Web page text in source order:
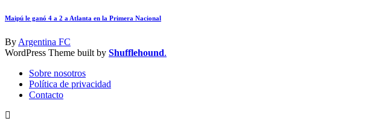
Maipú le ganó 4 a 2 a Atlanta en la Primera Nacional
By Argentina FC
WordPress Theme built by Shufflehound.
Sobre nosotros
Política de privacidad
Contacto